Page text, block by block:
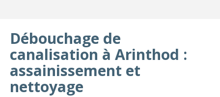
Débouchage de
canalisation à Arinthod :
assainissement et
nettoyage